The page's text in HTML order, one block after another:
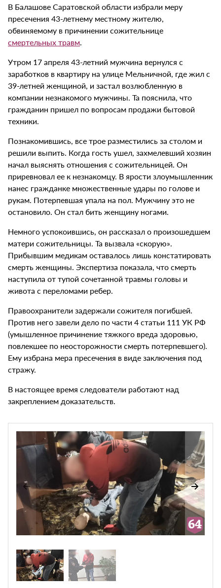
В Балашове Саратовской области избрали меру
пресечения 43-летнему местному жителю,
обвиняемому в причинении сожительнице
смертельных травм.
Утром 17 апреля 43-летний мужчина вернулся с
заработков в квартиру на улице Мельничной, где жил с
39-летней женщиной, и застал возлюбленную в
компании незнакомого мужчины. Та пояснила, что
гражданин пришел по вопросам продажи бытовой
техники.
Познакомившись, все трое разместились за столом и
решили выпить. Когда гость ушел, захмелевший хозяин
начал выяснять отношения с сожительницей. Он
приревновал ее к незнакомцу. В ярости злоумышленник
нанес гражданке множественные удары по голове и
рукам. Потерпевшая упала на пол. Мужчину это не
остановило. Он стал бить женщину ногами.
Немного успокоившись, он рассказал о произошедшем
матери сожительницы. Та вызвала «скорую».
Прибывшим медикам оставалось лишь констатировать
смерть женщины. Экспертиза показала, что смерть
наступила от тупой сочетанной травмы головы и
живота с переломами ребер.
Правоохранители задержали сожителя погибшей.
Против него завели дело по части 4 статьи 111 УК РФ
(умышленное причинение тяжкого вреда здоровью,
повлекшее по неосторожности смерть потерпевшего).
Ему избрана мера пресечения в виде заключения под
стражу.
В настоящее время следователи работают над
закреплением доказательств.